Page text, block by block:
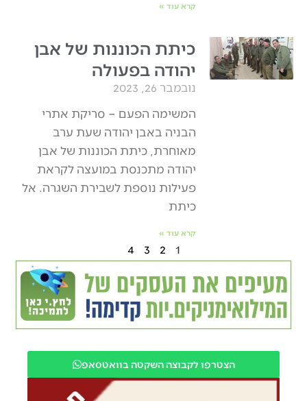
קרא עוד »
כיתת הכוננות של אבן
יהודה בפעולה
נובמבר 26, 2023
המשימה הפעם – סריקת אתרי
הבניה באבן יהודה שעת ערב
מאוחרת, כיתת הכוננות של אבן
יהודה מתכנסת במועצה לקראת
פעילות נוספת לשבירת השגרה. אל
כיתת
קרא עוד »
1
2
3
4
הצטרפו לקבוצה השקטה בוואטסאפ